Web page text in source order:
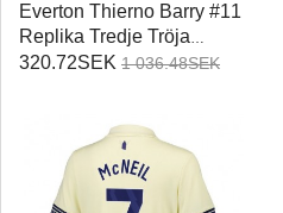
Everton Thierno Barry #11
Replika Tredje Tröja
Damer 2025-26 Kortärmad
320.72SEK 1 036.48SEK